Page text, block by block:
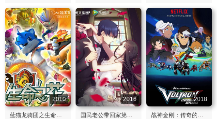
2010
蓝猫龙骑团之生命之花
2016
国民老公带回家第一季
2018
战神金刚：传奇的保护神第六季